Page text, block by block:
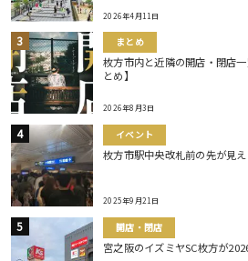
2026年4月11日
まとめ
枚方市内と近隣の開店・閉店
とめ】
2026年8月3日
イベント
枚方市駅中央改札前の先が見
2025年9月21日
開店・閉店
宮之阪のイズミヤSC枚方が